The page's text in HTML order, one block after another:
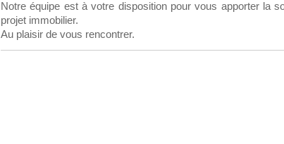
Notre équipe est à votre disposition pour vous apporter la
projet immobilier.
Au plaisir de vous rencontrer.